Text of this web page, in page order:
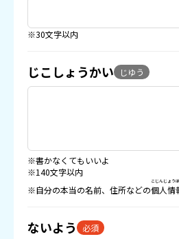
※30文字以内
じこしょうかい じゆう
※書かなくてもいいよ
※140文字以内
※自分の本当の名前、住所などの個人情
こじんじょう
ないよう 必須